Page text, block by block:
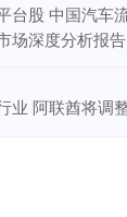
台股 中国汽车
场深度分析报告
业 阿联酋将调